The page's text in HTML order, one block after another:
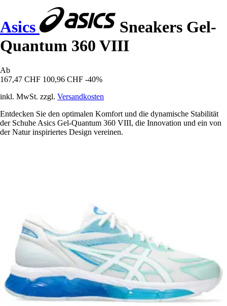
Asics
Sneakers Gel-
Quantum 360 VIII
Ab
167,47 CHF 100,96 CHF -40%
inkl. MwSt. zzgl. Versandkosten
Entdecken Sie den optimalen Komfort und die dynamische Stabilität
der Schuhe Asics Gel-Quantum 360 VIII, die Innovation und ein von
der Natur inspiriertes Design vereinen.